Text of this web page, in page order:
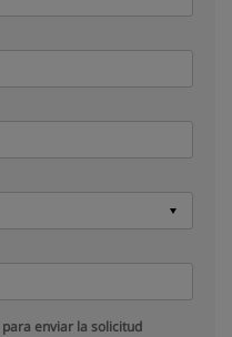
para enviar la solicitud